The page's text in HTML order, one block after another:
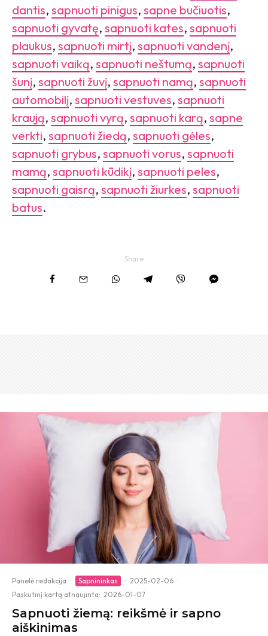
dantis, sapnuoti pinigus, sapne bučiuotis,
sapnuoti gyvatę, sapnuoti kates, sapnuoti
plaukus, sapnuoti mirtį, sapnuoti vandenį,
sapnuoti vaiką, sapnuoti neštumą, sapnuoti
šunį, sapnuoti žuvį, sapnuoti namą, sapnuoti
automobilį, sapnuoti vestuves, sapnuoti
kraują, sapnuoti vyrą, sapnuoti karą, sapne
verkti, sapnuoti žiedą, sapnuoti gėles,
sapnuoti grybus, sapnuoti vorus, sapnuoti
mamą, sapnuoti kūdikį, sapnuoti peles,
sapnuoti gaisrą, sapnuoti žiurkes, sapnuoti
batus.
Share
Panelė redakcija · Sapnininkas · 2025-02-06 ·
Paskutinį kartą atnaujinta: 2026-01-07
Sapnuoti žiemą: reikšmė ir sapno
aiškinimas